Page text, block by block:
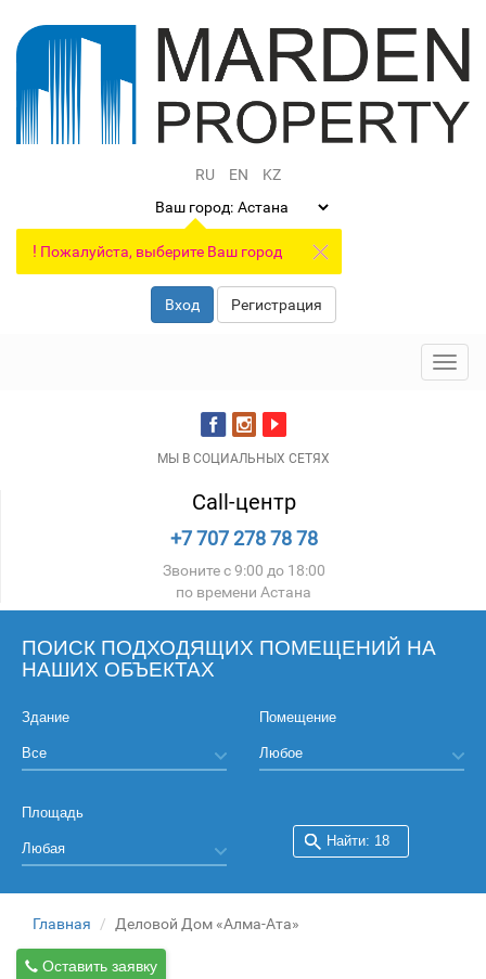
RU EN
KZ
Ваш город:
! Пожалуйста, выберите Ваш город
Вход Регистрация
МЫ В СОЦИАЛЬНЫХ СЕТЯХ
Call-центр
+7 707 278 78 78
Звоните с 9:00 до 18:00
по времени Астана
ПОИСК ПОДХОДЯЩИХ ПОМЕЩЕНИЙ НА
НАШИХ ОБЪЕКТАХ
Здание Помещение
Площадь
Главная Деловой Дом «Алма-Ата»
Оставить заявку